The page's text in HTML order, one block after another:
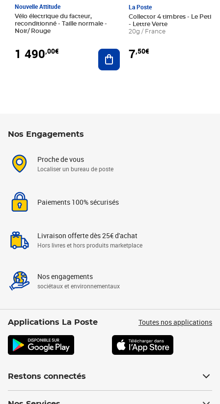
Nouvelle Attitude
Vélo électrique du facteur,
reconditionné - Taille normale -
Noir/ Rouge
1 490,00€ Ajouter au panier
La Poste
Collector 4 timbres - Le Petit
- Lettre Verte
20g / France
7,50€
Nos Engagements
Proche de vous
Localiser un bureau de poste
Paiements 100% sécurisés
Livraison offerte dès 25€ d'achat
Hors livres et hors produits marketplace
Nos engagements
sociétaux et environnementaux
Applications La Poste Toutes nos applications
Restons connectés